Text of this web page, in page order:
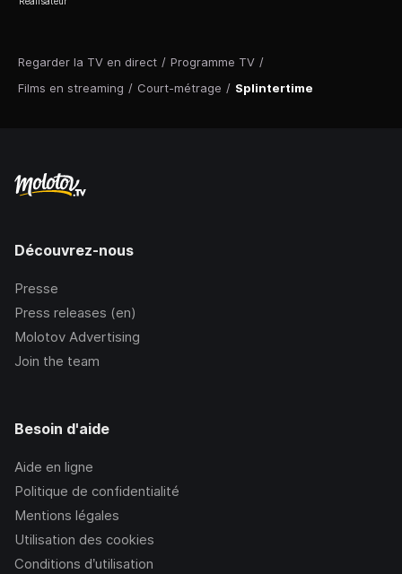
Regarder la TV en direct / Programme TV /
Films en streaming / Court-métrage / Splintertime
Découvrez-nous
Presse
Press releases (en)
Molotov Advertising
Join the team
Besoin d'aide
Aide en ligne
Politique de confidentialité
Mentions légales
Utilisation des cookies
Conditions d’utilisation